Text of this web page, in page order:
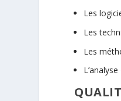
Les
Les
Les